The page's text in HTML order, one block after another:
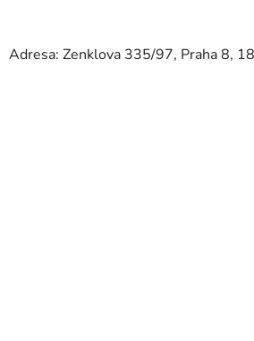
Adresa: Zenklova 335/97, Praha 8,